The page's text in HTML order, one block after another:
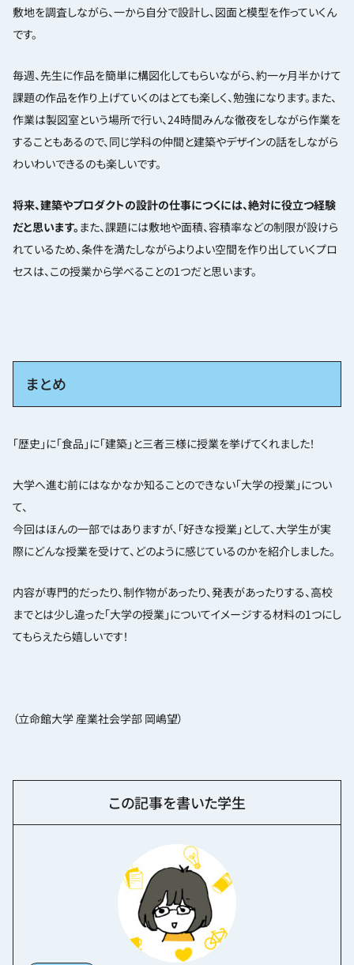
敷地を調査しながら、一から自分で設計し、図面と模型を作っていくん
です。
毎週、先生に作品を簡単に構図化してもらいながら、約一ヶ月半かけて
課題の作品を作り上げていくのはとても楽しく、勉強になります。また、
作業は製図室という場所で行い、24時間みんな徹夜をしながら作業を
することもあるので、同じ学科の仲間と建築やデザインの話をしながら
わいわいできるのも楽しいです。
将来、建築やプロダクトの設計の仕事につくには、絶対に役立つ経験
だと思います。 また、課題には敷地や面積、容積率などの制限が設けら
れているため、条件を満たしながらよりよい空間を作り出していくプロ
セスは、この授業から学べることの1つだと思います。
まとめ
「歴史」に「食品」に「建築」と三者三様に授業を挙げてくれました！
大学へ進む前にはなかなか知ることのできない「大学の授業」につい
て、
今回はほんの一部ではありますが、「好きな授業」として、大学生が実
際にどんな授業を受けて、どのように感じているのかを紹介しました。
内容が専門的だったり、制作物があったり、発表があったりする、高校
までとは少し違った「大学の授業」についてイメージする材料の1つにし
てもらえたら嬉しいです！
（立命館大学 産業社会学部 岡嶋望）
この記事を書いた学生